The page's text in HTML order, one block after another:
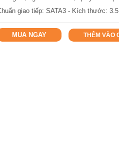
giao tiếp: SATA3 - Kích thước:
MUA NGAY THÊM VÀO